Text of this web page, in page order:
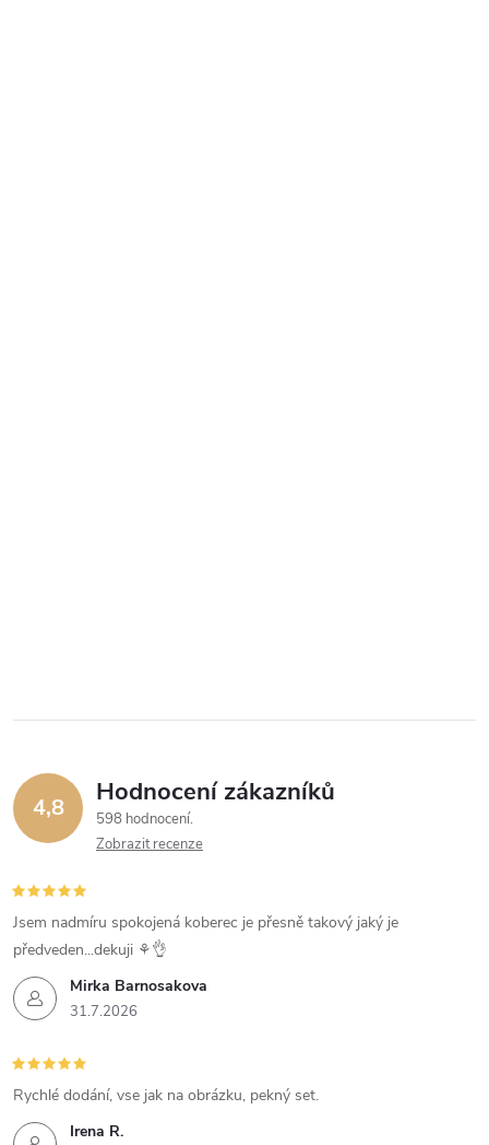
4,8 Hodnocení zákazníků
598 hodnocení
Zobrazit recenze
Mirka Barnosakova
31.7.2026
Jsem nadmíru spokojená koberec je přesně takový jaký je
předveden...dekuji ⚘️👌
Irena R.
Rychlé dodání, vse jak na obrázku, pekný set.